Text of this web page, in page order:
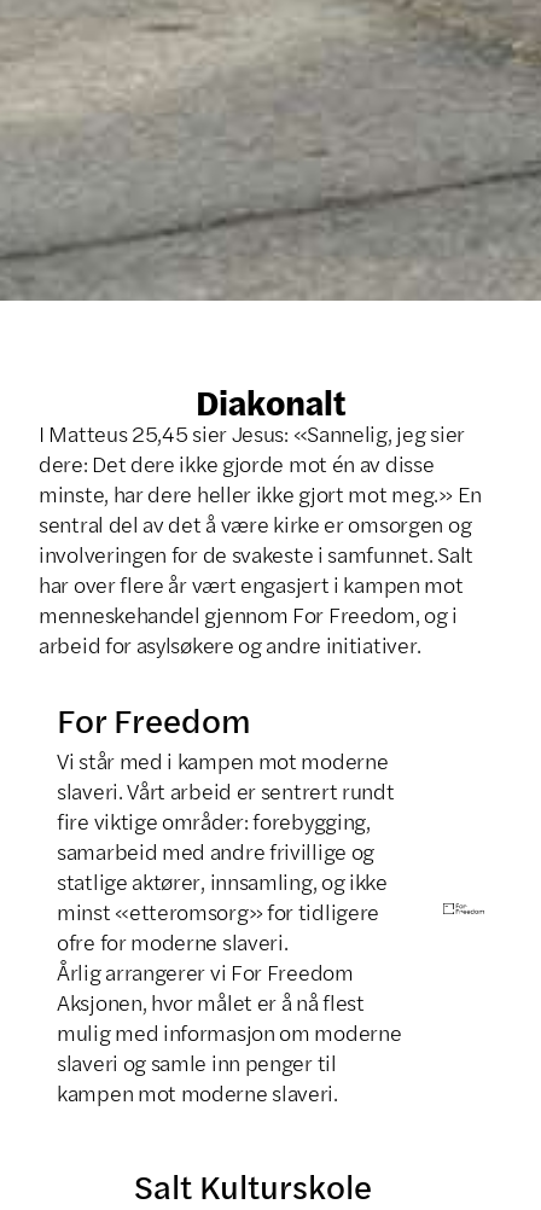
Diakonalt
I Matteus 25,45 sier Jesus: «Sannelig, jeg sier
dere: Det dere ikke gjorde mot én av disse
minste, har dere heller ikke gjort mot meg.» En
sentral del av det å være kirke er omsorgen og
involveringen for de svakeste i samfunnet. Salt
har over flere år vært engasjert i kampen mot
menneskehandel gjennom For Freedom, og i
arbeid for asylsøkere og andre initiativer.
For Freedom
Vi står med i kampen mot moderne
slaveri. Vårt arbeid er sentrert rundt
fire viktige områder: forebygging,
samarbeid med andre frivillige og
statlige aktører, innsamling, og ikke
minst «etteromsorg» for tidligere
ofre for moderne slaveri.
Årlig arrangerer vi For Freedom
Aksjonen, hvor målet er å nå flest
mulig med informasjon om moderne
slaveri og samle inn penger til
kampen mot moderne slaveri.
Salt Kulturskole